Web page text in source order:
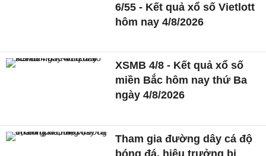
6/55 - Kết quả xổ số Vietlott
hôm nay 4/8/2026
XSMB 4/8 - Kết quả xổ số
miền Bắc hôm nay thứ Ba
ngày 4/8/2026
Tham gia đường dây cá độ
bóng đá, hiệu trưởng bị